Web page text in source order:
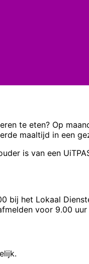
te eten? Op
maaltijd in een
is van een
bij het Lokaal
voor 9.00